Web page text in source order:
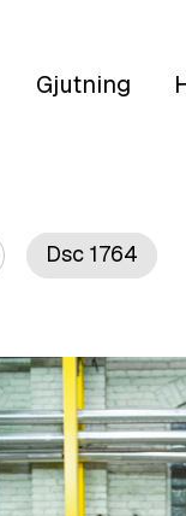
Gjutning
Dsc 1764